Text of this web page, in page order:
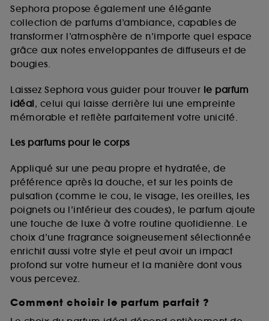
Sephora propose également une élégante
collection de parfums d’ambiance, capables de
transformer l’atmosphère de n’importe quel espace
grâce aux notes enveloppantes de diffuseurs et de
bougies.
Laissez Sephora vous guider pour trouver le parfum
idéal, celui qui laisse derrière lui une empreinte
mémorable et reflète parfaitement votre unicité.
Les parfums pour le corps
Appliqué sur une peau propre et hydratée, de
préférence après la douche, et sur les points de
pulsation (comme le cou, le visage, les oreilles, les
poignets ou l’intérieur des coudes), le parfum ajoute
une touche de luxe à votre routine quotidienne. Le
choix d’une fragrance soigneusement sélectionnée
enrichit aussi votre style et peut avoir un impact
profond sur votre humeur et la manière dont vous
vous percevez.
Comment choisir le parfum parfait ?
de vous plaire via des publicités, y compris sur des
sites tiers et sur les réseaux sociaux, sur la base
des pages que vous avez consultées, de votre
navigation, et de l'historique de vos interactions.
d’en améliorer la performance.
Cookies de sécurisation des paiements en ligne :
fraudes aux moyens de paiement et les
usurpations d’identité.
Cookies fonctionnels :il s’agit de cookies
permettant l’affichage et/ou la fourniture de
certaines fonctionnalités du site, tel que les
cookies d’authentification qui sont utilisés afin de
vous faire bénéficier de l’authentification
prolongée vous permettant d’accéder à votre
compte lors de votre prochaine visite sur le site
sans saisir à nouveau votre identifiant et mot de
passe.
A l'exception des cookies techniques, le dépôt et la